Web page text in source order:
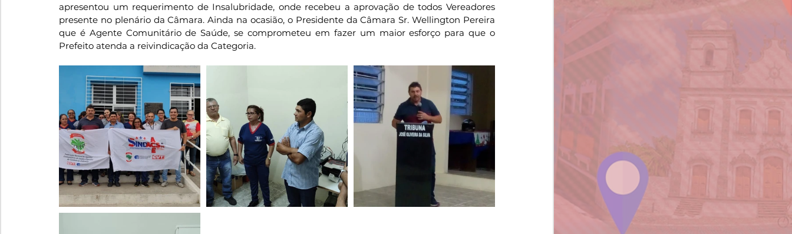
apresentou um requerimento de Insalubridade, onde recebeu a aprovação de todos Vereadores
presente no plenário da Câmara. Ainda na ocasião, o Presidente da Câmara Sr. Wellington Pereira
que é Agente Comunitário de Saúde, se comprometeu em fazer um maior esforço para que o
Prefeito atenda a reivindicação da Categoria.